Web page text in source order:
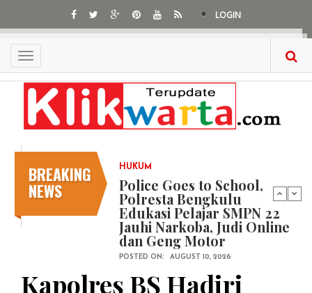
main
content
LOGIN
Toggle
navigation
BREAKING
NEWS
HUKUM
Police Goes to School,
Polresta Bengkulu
Edukasi Pelajar SMPN 22
Jauhi Narkoba, Judi Online
dan Geng Motor
POSTED ON: AUGUST 10, 2026
Kapolres BS Hadiri